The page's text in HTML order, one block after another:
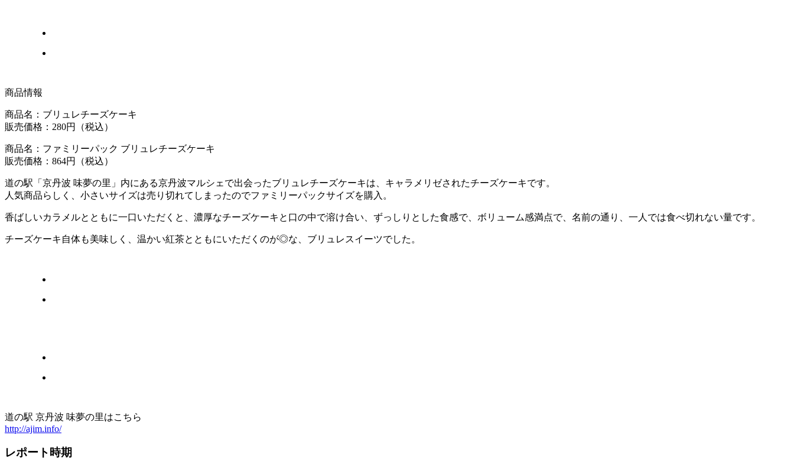
商品情報
商品名：ブリュレチーズケーキ
販売価格：280円（税込）
商品名：ファミリーパック ブリュレチーズケーキ
販売価格：864円（税込）
道の駅「京丹波 味夢の里」内にある京丹波マルシェで出会ったブリュレチーズケーキは、キャラメリゼされたチーズケーキです。
人気商品らしく、小さいサイズは売り切れてしまったのでファミリーパックサイズを購入。
香ばしいカラメルとともに一口いただくと、濃厚なチーズケーキと口の中で溶け合い、ずっしりとした食感で、ボリューム感満点で、名前の通り、一人では食べ切れない量です。
チーズケーキ自体も美味しく、温かい紅茶とともにいただくのが◎な、ブリュレスイーツでした。
道の駅 京丹波 味夢の里はこちら
http://ajim.info/
レポート時期